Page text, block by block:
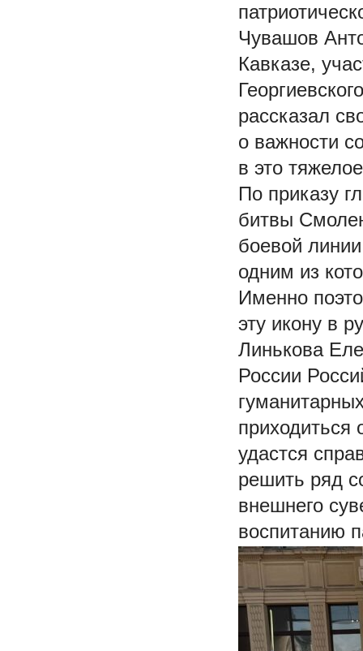
Чувашов
Кавказе,
рассказал
о важности
в это
По приказу
битвы
боевой
одним из
Именно
эту икону в
Линькова
России
приходиться
удастся
решить ряд
внешнего
воспитанию